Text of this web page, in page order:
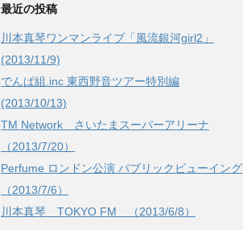
最近の投稿
川本真琴ワンマンライブ「風流銀河girl2」
(2013/11/9)
でんぱ組.inc 東西野音ツアー特別編
(2013/10/13)
TM Network さいたまスーパーアリーナ
（2013/7/20）
Perfume ロンドン公演 パブリックビューイング
（2013/7/6）
川本真琴 TOKYO FM （2013/6/8）